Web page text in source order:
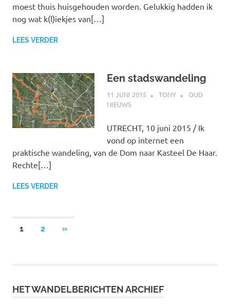
moest thuis huisgehouden worden. Gelukkig hadden ik
nog wat k(l)iekjes van[…]
LEES VERDER
Een stadswandeling
11 JUNI 2015 TONY
OUD
NIEUWS
UTRECHT, 10 juni 2015 / Ik
vond op internet een
praktische wandeling, van de Dom naar Kasteel De Haar.
Rechte[…]
LEES VERDER
Berichtnavigatie
1 2
VOLGENDE
»
HET WANDELBERICHTEN ARCHIEF